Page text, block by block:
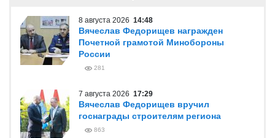
8 августа 2026 14:48
Вячеслав Федорищев награжден
Почетной грамотой Минобороны
России
281
7 августа 2026 17:29
Вячеслав Федорищев вручил
госнаграды строителям региона
863